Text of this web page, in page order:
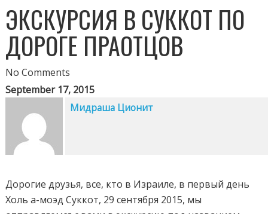
ЭКСКУРСИЯ В СУККОТ ПО
ДОРОГЕ ПРАОТЦОВ
No Comments
September 17, 2015
Мидраша Ционит
Дорогие друзья, все, кто в Израиле, в первый день
Холь а-моэд Суккот, 29 сентября 2015, мы